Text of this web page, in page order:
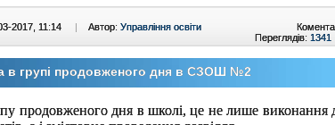
2017, 11:14 | Автор: Управління освіти
Переглядів: 1341
в групі продовженого дня в СЗОШ №2
продовженого дня в школі, це не лише виконання